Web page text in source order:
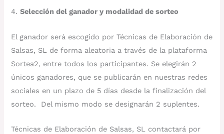
4.Selección del ganador y modalidad de sorteo
El ganador será escogido por Técnicas de Elaboración de
Salsas, SL de forma aleatoria a través de la plataforma
Sortea2, entre todos los participantes. Se elegirán 2
únicos ganadores, que se publicarán en nuestras redes
sociales en un plazo de 5 días desde la finalización del
sorteo. Del mismo modo se designarán 2 suplentes.
Técnicas de Elaboración de Salsas, SL contactará por